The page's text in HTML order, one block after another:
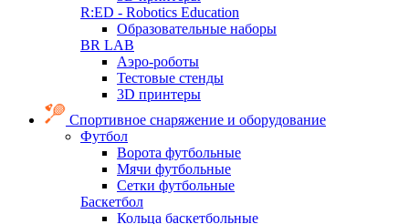
R:ED - Robotics Education
Образовательные наборы
BR LAB
Аэро-роботы
Тестовые стенды
3D принтеры
Спортивное снаряжение и оборудование
Футбол
Ворота футбольные
Мячи футбольные
Сетки футбольные
Баскетбол
Кольца баскетбольные